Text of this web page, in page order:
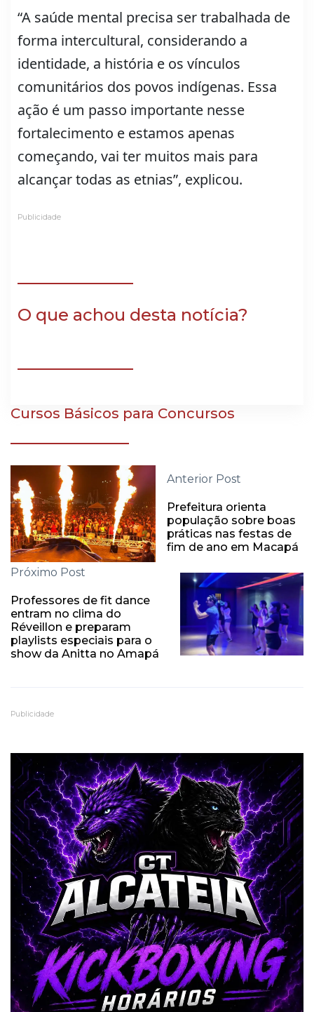
“A saúde mental precisa ser trabalhada de
forma intercultural, considerando a
identidade, a história e os vínculos
comunitários dos povos indígenas. Essa
ação é um passo importante nesse
fortalecimento e estamos apenas
começando, vai ter muitos mais para
alcançar todas as etnias”, explicou.
Publicidade
O que achou desta notícia?
Cursos Básicos para Concursos
Anterior Post
Prefeitura orienta
população sobre boas
práticas nas festas de
fim de ano em Macapá
Próximo Post
Professores de fit dance
entram no clima do
Réveillon e preparam
playlists especiais para o
show da Anitta no Amapá
Publicidade